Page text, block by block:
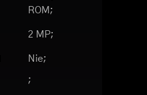
ROM;
2 MP;
Nie;
;